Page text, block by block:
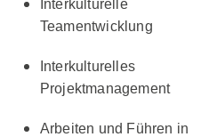
Interkulturelle
Teamentwicklung
Interkulturelles
Projektmanagement
Arbeiten und Führen in